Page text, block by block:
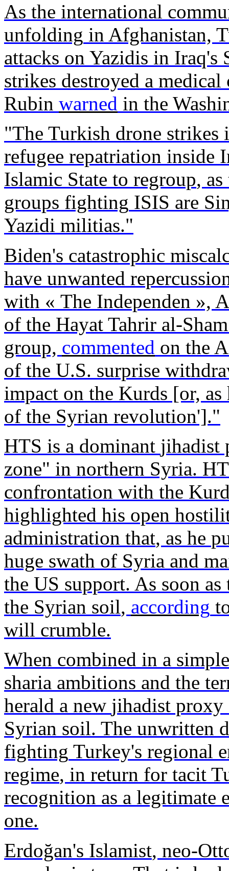
As the international
unfolding in Afghanistan,
attacks on Yazidis in Iraq's
strikes destroyed a medical
Rubin warned in the
"The Turkish drone strikes
refugee repatriation inside
Islamic State to regroup,
groups fighting ISIS are
Yazidi militias."
Biden's catastrophic
have unwanted
with « The Independen »,
of the Hayat Tahrir al-Sham
group, commented on the
of the U.S. surprise
impact on the Kurds [or, as
of the Syrian revolution']."
HTS is a dominant jihadist
zone" in northern Syria.
confrontation with the
highlighted his open
administration that, as he
huge swath of Syria and
the US support. As soon
the Syrian soil, according
will crumble.
When combined in a
sharia ambitions and the
herald a new jihadist proxy
Syrian soil. The unwritten
fighting Turkey's regional
regime, in return for tacit
recognition as a legitimate
one.
Erdoğan's Islamist, neo-